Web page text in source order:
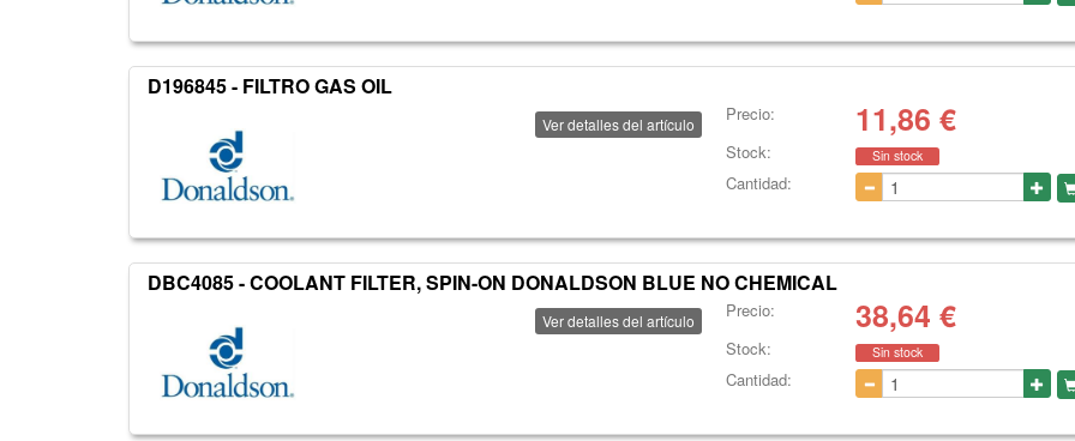
D196845 - FILTRO GAS OIL
Ver detalles del artículo Precio: 11,86 €
Stock: Sin stock
Cantidad:
DBC4085 - COOLANT FILTER, SPIN-ON DONALDSON BLUE NO CHEMICAL
Ver detalles del artículo Precio: 38,64 €
Stock: Sin stock
Cantidad: